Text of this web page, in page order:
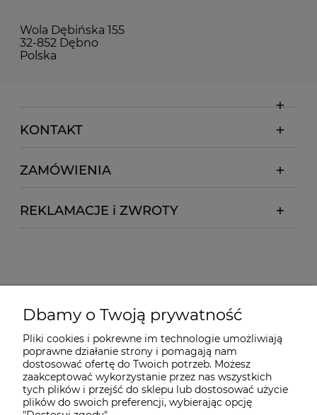
Wola Dębińska 155
32-852 Dębno
Polska
KONTAKT
ZAMÓWIENIA
REKLAMACJE i ZWROTY
Dbamy o Twoją prywatność
Pliki cookies i pokrewne im technologie umożliwiają
poprawne działanie strony i pomagają nam
dostosować ofertę do Twoich potrzeb. Możesz
zaakceptować wykorzystanie przez nas wszystkich
tych plików i przejść do sklepu lub dostosować użycie
plików do swoich preferencji, wybierając opcję